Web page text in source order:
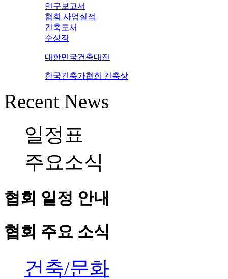
연구보고서
협회 사업실적
건축도서
수상작
대한민국건축대전
한국건축가협회 건축상
Recent News
일정표
주요소식
협회 일정 안내
협회 주요 소식
건축/문화